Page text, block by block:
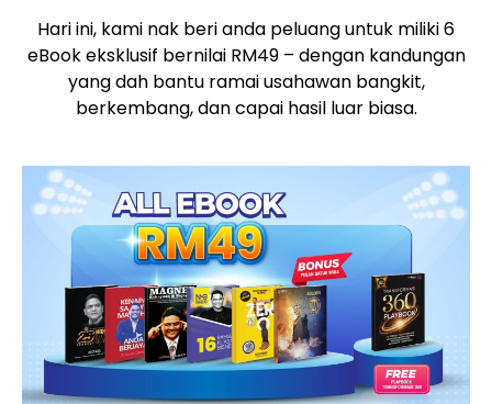
Hari ini, kami nak beri anda peluang untuk miliki 6
eBook eksklusif bernilai RM49 – dengan kandungan
yang dah bantu ramai usahawan bangkit,
berkembang, dan capai hasil luar biasa.